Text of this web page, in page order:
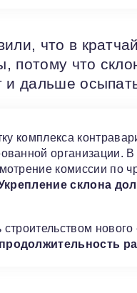
что в
потому что
дальше
комплекса
комиссии по
склона